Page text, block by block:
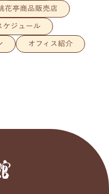
花亭商品販売店
ケジュール
オフィス紹介